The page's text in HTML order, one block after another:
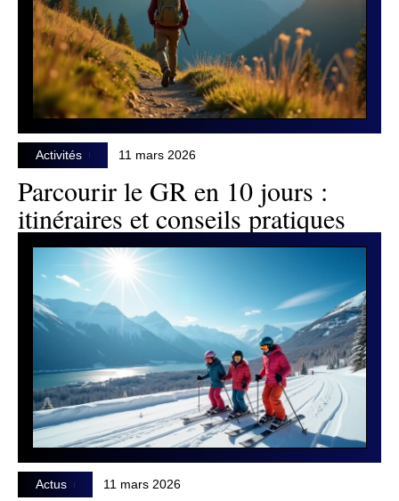
Activités 11 mars 2026
Parcourir le GR en 10 jours :
itinéraires et conseils pratiques
Actus 11 mars 2026